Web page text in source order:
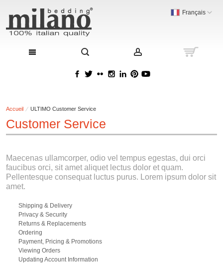
Français
Accueil ULTIMO Customer Service
Customer Service
Maecenas ullamcorper, odio vel tempus egestas, dui orci
faucibus orci, sit amet aliquet lectus dolor et quam.
Pellentesque consequat luctus purus. Lorem ipsum dolor sit
amet.
Shipping & Delivery
Privacy & Security
Returns & Replacements
Ordering
Payment, Pricing & Promotions
Viewing Orders
Updating Account Information